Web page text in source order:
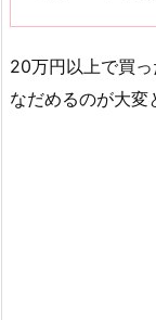
20万円以上で買
なだめるのが大変